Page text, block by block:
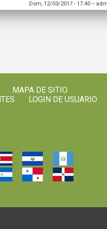
Dom, 12/03/2017 - 17:40 --
MAPA DE SITIO
LOGIN DE USUARIO